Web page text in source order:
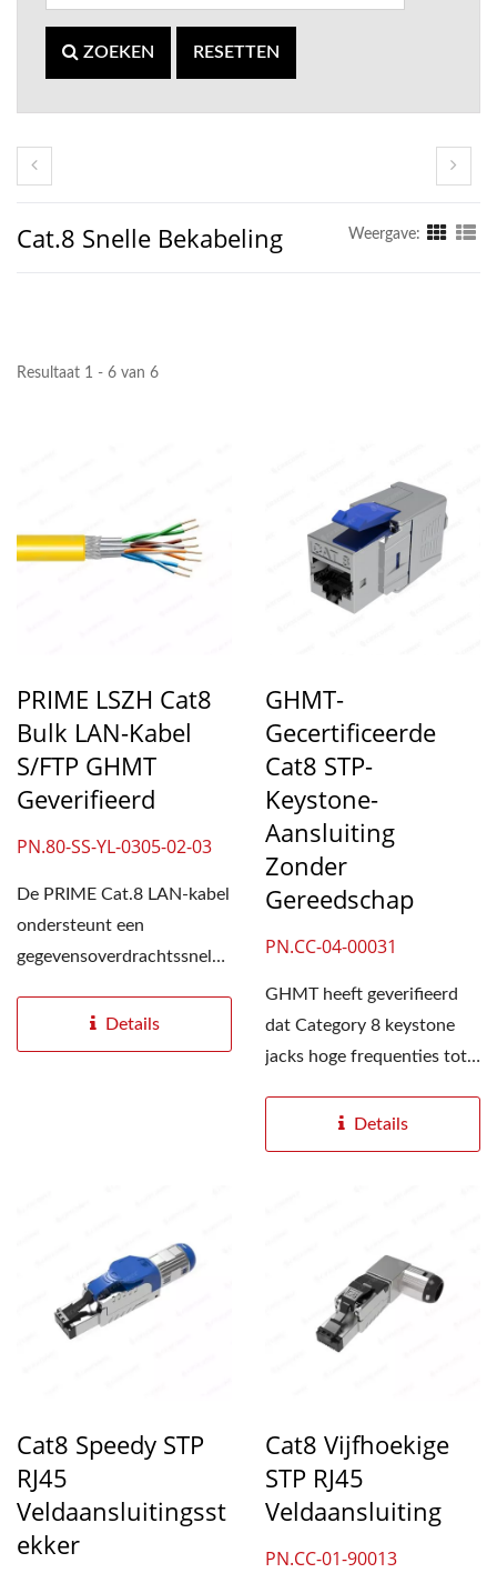
ZOEKEN RESETTEN
Cat.8 Snelle Bekabeling Weergave:
Resultaat 1 - 6 van 6
PRIME LSZH Cat8
Bulk LAN-Kabel
S/FTP GHMT
Geverifieerd
PN.80-SS-YL-0305-02-03
De PRIME Cat.8 LAN-kabel
ondersteunt een
gegevensoverdrachtssnelheid
bandbreedte...Details
GHMT-
Gecertificeerde
Cat8 STP-
Keystone-
Aansluiting
Zonder
Gereedschap
PN.CC-04-00031
GHMT heeft geverifieerd
dat Category 8 keystone
jacks hoge frequenties tot
Details
Cat8 Speedy STP
RJ45
Veldaansluitingsst
Ekker
Cat8 Vijfhoekige
STP RJ45
Veldaansluiting
PN.CC-01-90013